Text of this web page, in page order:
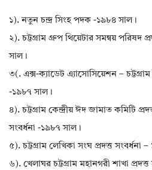
১). নতুন চন্দ্র সিংহ পদক -১৯৮৪ সাল।
২). চট্টগ্রাম গ্রুপ থিয়েটার সমন্বয় পরিষদ
সাল।
৩(. এক্স-ক্যাডেট এ্যাসোসিয়েশন –
-১৯৮৭ সাল।
৪). চট্টগ্রাম কেন্দ্রীয় ঈদ জামাত কমিটি
সংবর্ধনা -১৯৮৭ সাল।
৫). চট্টগ্রাম লেখিকা সংঘ প্রদত্ত সংবর্ধনা
৬). খেলাঘর চট্টগ্রাম মহানগরী শাখা